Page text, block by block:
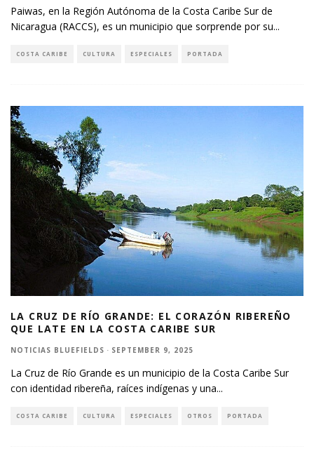
Paiwas, en la Región Autónoma de la Costa Caribe Sur de
Nicaragua (RACCS), es un municipio que sorprende por su...
COSTA CARIBE CULTURA ESPECIALES PORTADA
LA CRUZ DE RÍO GRANDE: EL CORAZÓN RIBEREÑO
QUE LATE EN LA COSTA CARIBE SUR
NOTICIAS BLUEFIELDS · SEPTEMBER 9, 2025
La Cruz de Río Grande es un municipio de la Costa Caribe Sur
con identidad ribereña, raíces indígenas y una...
COSTA CARIBE CULTURA ESPECIALES OTROS PORTADA